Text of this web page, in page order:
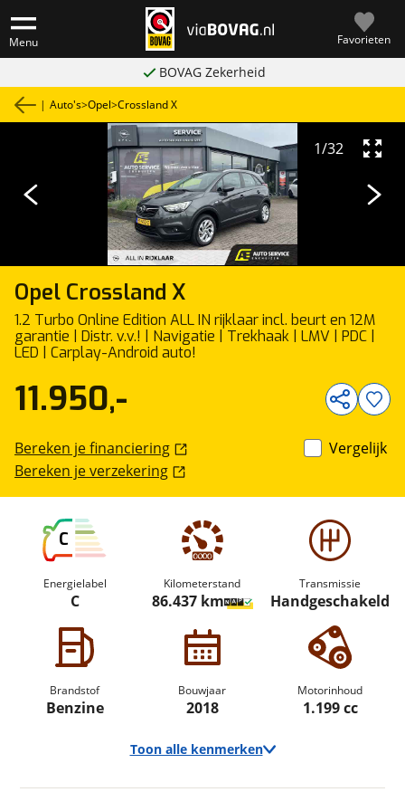
Menu Favorieten
BOVAG Zekerheid
| Auto's>Opel>Crossland X
Opel Crossland X
1.2 Turbo Online Edition ALL IN rijklaar incl. beurt en 12M
garantie | Distr. v.v.! | Navigatie | Trekhaak | LMV | PDC |
LED | Carplay-Android auto!
1/32
C
Energielabel
C
Kilometerstand
86.437 km
Transmissie
Handgeschakeld
Brandstof
Benzine
Bouwjaar
2018
Motorinhoud
1.199 cc
Toon alle kenmerken
11.950,-
Bereken je financiering
Bereken je verzekering
Vergelijk